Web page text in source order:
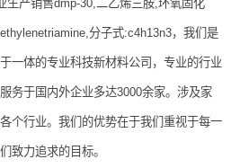
生产销售dmp-30,二乙烯三胺,环氧固化
分子式:c4h13n3，我们是
一体的专业科技新材料公司，专业的行业
务于国内外企业多达3000余家。涉及家
个行业。我们的优势在于我们重视于每一
致力追求的目标。